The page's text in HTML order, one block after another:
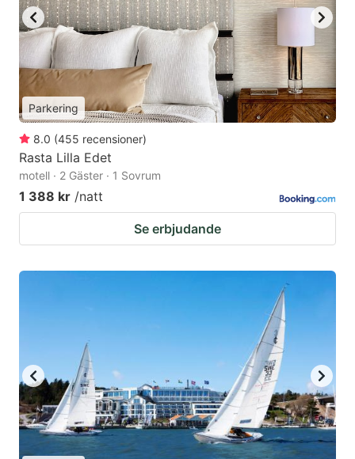
Parkering
8.0 (455 recensioner)
Rasta Lilla Edet
motell · 2 Gäster · 1 Sovrum
1 388 kr /natt
Se erbjudande